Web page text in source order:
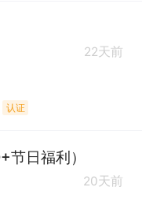
22天前
认证
日福利）
20天前